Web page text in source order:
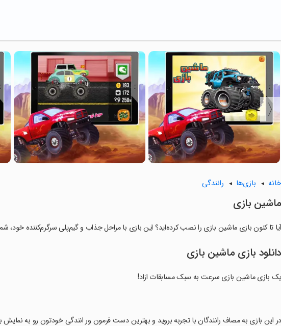
〈
خانه بازی‌ها رانندگی
ماشین بازی
آیا تا کنون بازی ماشین بازی را نصب کرده‌اید؟ این بازی با مراحل جذاب و گیم‌پلی سرگرم‌کننده خود،
دانلود بازی ماشین بازی
یک بازی ماشین بازی سرعت به سبک مسابقات ازاد!
‏در این بازی به مصاف رانندگان با تجربه بروید و بهترین دست فرمون ور انندگی خودتون رو به نمایش